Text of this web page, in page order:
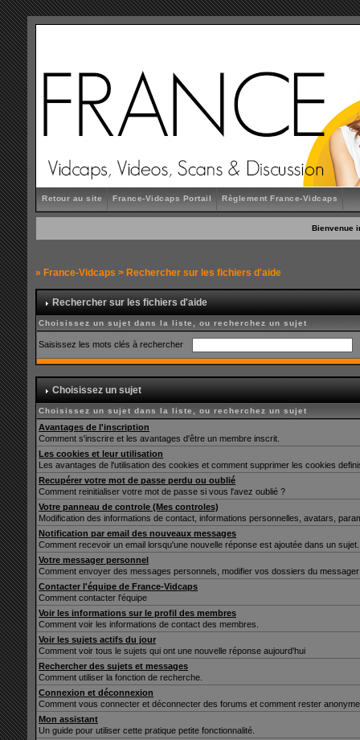
Retour au site France-Vidcaps Portail Règlement France-Vidcaps
Bienvenue
» France-Vidcaps > Rechercher sur les fichiers d'aide
Rechercher sur les fichiers d'aide
Choisissez un sujet dans la liste, ou recherchez un sujet
Saisissez les mots clés à rechercher
Choisissez un sujet
Choisissez un sujet dans la liste, ou recherchez un sujet
Avantages de l'inscription
Comment s'inscrire et les avantages d'être un membre inscrit.
Les cookies et leur utilisation
Les avantages de l'utilisation des cookies et comment supprimer les cookies
Recupérer votre mot de passe perdu ou oublié
Comment reinitialiser votre mot de passe si vous l'avez oublié ?
Votre panneau de controle (Mes controles)
Modification des informations de contact, informations personnelles, avatars,
Notification par email des nouveaux messages
Comment recevoir un email lorsqu'une nouvelle réponse est ajoutée dans un sujet.
Votre messager personnel
Comment envoyer des messages personnels, modifier vos dossiers du
Contacter l'équipe de France-Vidcaps
Comment contacter l'équipe
Voir les informations sur le profil des membres
Comment voir les informations de contact des membres.
Voir les sujets actifs du jour
Comment voir tous le sujets qui ont une nouvelle réponse aujourd'hui
Rechercher des sujets et messages
Comment utiliser la fonction de recherche.
Connexion et déconnexion
Comment vous connecter et déconnecter des forums et comment rester
Mon assistant
Un guide pour utiliser cette pratique petite fonctionnalité.